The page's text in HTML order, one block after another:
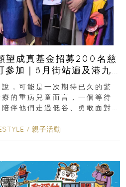
望成真基金招募200名慈
參加｜8月街站遍及港九
，可能是一次期待已久的驚
的重病兒童而言，一個等待
伴他們走過低谷、勇敢面對
/ 親子活動